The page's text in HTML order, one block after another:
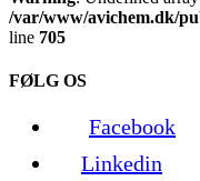
/var/www/avichem.dk/
line 705
FØLG OS
Facebook
Linkedin